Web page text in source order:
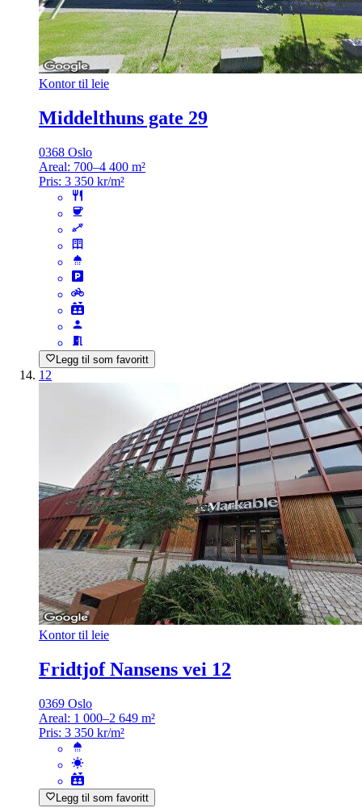
Kontor til leie
Middelthuns gate 29
0368 Oslo
Areal: 700–4 400 m²
Pris: 3 350 kr/m²
Legg til som favoritt
12
Kontor til leie
Fridtjof Nansens vei 12
0369 Oslo
Areal: 1 000–2 649 m²
Pris: 3 350 kr/m²
Legg til som favoritt